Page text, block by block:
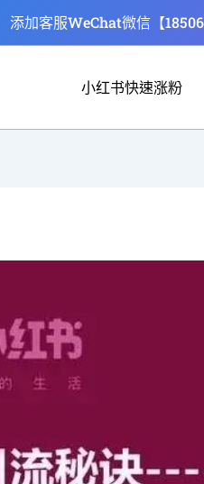
添加客服WeChat微信【
小红书快速涨粉